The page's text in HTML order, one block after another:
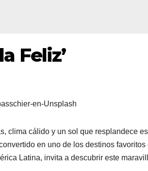
Feliz’
en-Unsplash
clima cálido y un sol que resplandece
en uno de los destinos
Latina, invita a descubrir este